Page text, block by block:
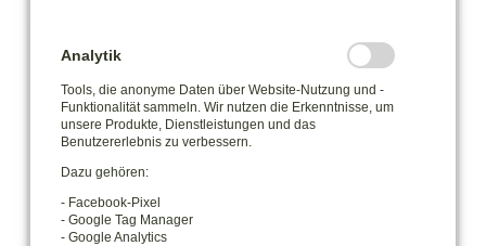
Werbung zielgruppengerecht ausspielen. Es
verfügt über keinen EU-konformen Datenschutz.
Weitere Informationen findest du
Klicke hier, um deine Einstellungen zu
bearbeiten.
Analytik
Tools, die anonyme Daten über Website-Nutzung und -
Funktionalität sammeln. Wir nutzen die Erkenntnisse, um
unsere Produkte, Dienstleistungen und das
Benutzererlebnis zu verbessern.
Dazu gehören:
- Facebook-Pixel
- Google Tag Manager
- Google Analytics